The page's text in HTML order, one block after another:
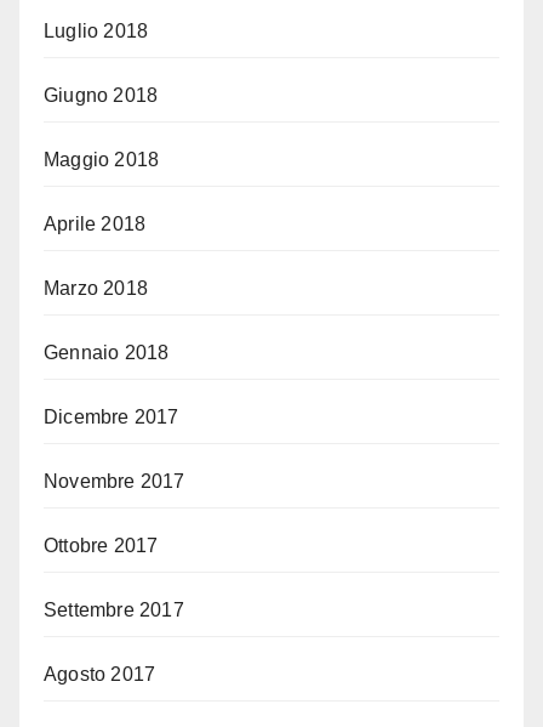
Luglio 2018
Giugno 2018
Maggio 2018
Aprile 2018
Marzo 2018
Gennaio 2018
Dicembre 2017
Novembre 2017
Ottobre 2017
Settembre 2017
Agosto 2017